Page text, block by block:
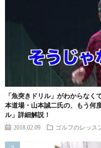
「魚突きドリル」がわからなく
本道場・山本誠二氏の、もう何
ル」詳細解説！
2018.02.09 ゴルフのレッス